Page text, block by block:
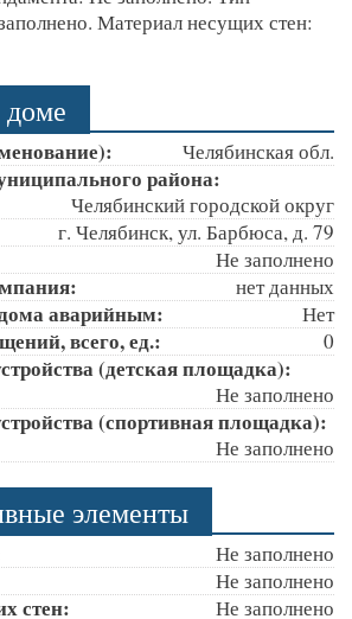
Материал несущих стен:
Челябинская обл.
района:
Челябинский городской округ
г. Челябинск, ул. Барбюса, д. 79
Не заполнено
нет данных
аварийным: Нет
всего, ед.: 0
(детская площадка):
Не заполнено
(спортивная площадка):
Не заполнено
элементы
Не заполнено
Не заполнено
стен: Не заполнено